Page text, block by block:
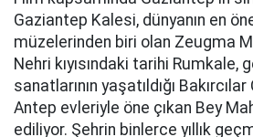
Gaziantep Kalesi, dünyanın en
müzelerinden biri olan Zeugma
Nehri kıyısındaki tarihi Rumkale,
sanatlarının yaşatıldığı
Antep evleriyle öne çıkan Bey
ediliyor. Şehrin binlerce yıllık